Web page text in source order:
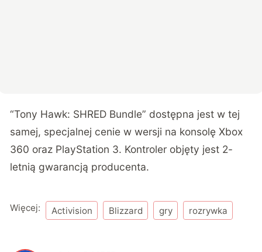
“Tony Hawk: SHRED Bundle” dostępna jest w tej
samej, specjalnej cenie w wersji na konsolę Xbox
360 oraz PlayStation 3. Kontroler objęty jest 2-
letnią gwarancją producenta.
Więcej: Activision Blizzard gry rozrywka